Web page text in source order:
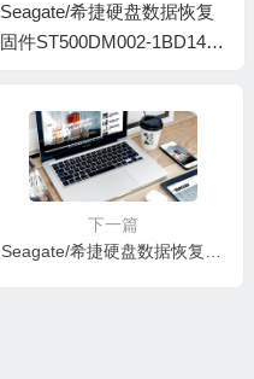
Seagate/希捷硬盘数据恢复
固件ST500DM002-1BD142-
下一篇
Seagate/希捷硬盘数据恢复固件ST31000528ASQ-AP24-6VP3G4TB